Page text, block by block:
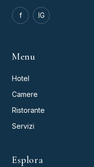
f IG
Menu
Hotel
Camere
Ristorante
Servizi
Esplora